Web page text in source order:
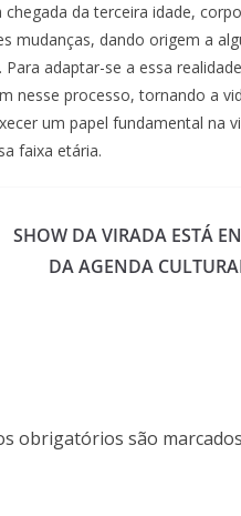
chegada da terceira idade,
mudanças, dando origem a
Para adaptar-se a essa
nesse processo, tornando a
um papel fundamental na
faixa etária.
SHOW DA VIRADA ESTÁ
DA AGENDA
obrigatórios são